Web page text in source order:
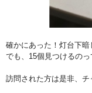
確かにあった！灯台下暗
でも、15個見つけるの
訪問された方は是非、チ